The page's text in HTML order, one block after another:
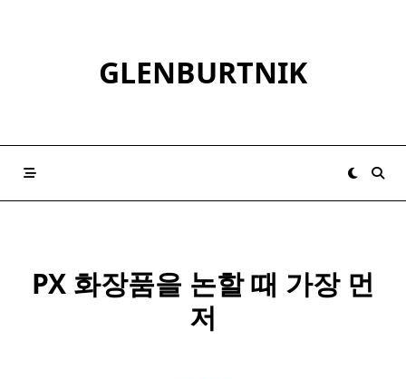
GLENBURTNIK
PX 화장품을 논할 때 가장 먼
저